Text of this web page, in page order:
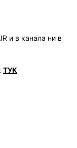
и в канала ни в
ТУК